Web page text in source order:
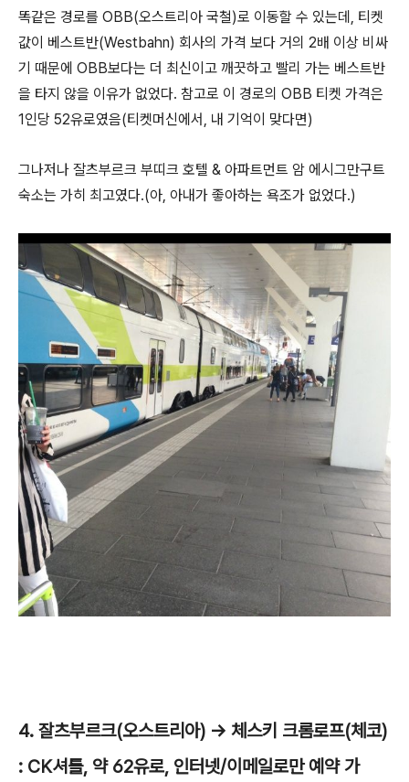
똑같은 경로를 OBB(오스트리아 국철)로 이동할 수 있는데, 티켓
값이 베스트반(Westbahn) 회사의 가격 보다 거의 2배 이상 비싸
기 때문에 OBB보다는 더 최신이고 깨끗하고 빨리 가는 베스트반
을 타지 않을 이유가 없었다. 참고로 이 경로의 OBB 티켓 가격은
1인당 52유로였음(티켓머신에서, 내 기억이 맞다면)
그나저나 잘츠부르크 부띠크 호텔 & 아파트먼트 암 에시그만구트
숙소는 가히 최고였다.(아, 아내가 좋아하는 욕조가 없었다.)
4. 잘츠부르크(오스트리아) -> 체스키 크롬로프(체코)
: CK셔틀, 약 62유로, 인터넷/이메일로만 예약 가